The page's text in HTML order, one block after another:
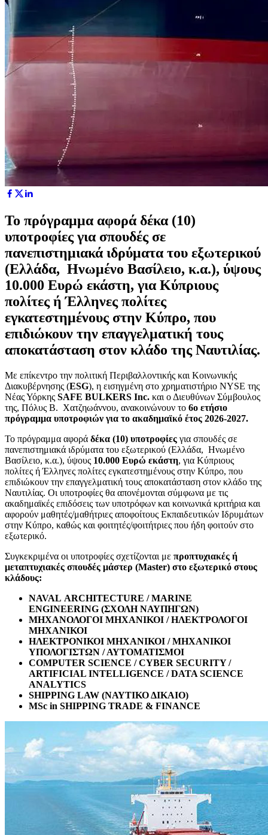
Το πρόγραμμα αφορά δέκα (10)
υποτροφίες για σπουδές σε
πανεπιστημιακά ιδρύματα του εξωτερικού
(Ελλάδα, Ηνωμένο Βασίλειο, κ.α.), ύψους
10.000 Ευρώ εκάστη, για Κύπριους
πολίτες ή Έλληνες πολίτες
εγκατεστημένους στην Κύπρο, που
επιδιώκουν την επαγγελματική τους
αποκατάσταση στον κλάδο της Ναυτιλίας.
Με επίκεντρο την πολιτική Περιβαλλοντικής και Κοινωνικής
Διακυβέρνησης (ESG), η εισηγμένη στο χρηματιστήριο NYSE της
Νέας Υόρκης SAFE BULKERS Inc. και ο Διευθύνων Σύμβουλος
της, Πόλυς Β. Χατζηωάννου, ανακοινώνουν το 6o ετήσιο
πρόγραμμα υποτροφιών για το ακαδημαϊκό έτος 2026-2027.
Το πρόγραμμα αφορά δέκα (10) υποτροφίες για σπουδές σε
πανεπιστημιακά ιδρύματα του εξωτερικού (Ελλάδα, Ηνωμένο
Βασίλειο, κ.α.), ύψους 10.000 Ευρώ εκάστη, για Κύπριους
πολίτες ή Έλληνες πολίτες εγκατεστημένους στην Κύπρο, που
επιδιώκουν την επαγγελματική τους αποκατάσταση στον κλάδο της
Ναυτιλίας. Οι υποτροφίες θα απονέμονται σύμφωνα με τις
ακαδημαϊκές επιδόσεις των υποτρόφων και κοινωνικά κριτήρια και
αφορούν μαθητές/μαθήτριες αποφοίτους Εκπαιδευτικών Ιδρυμάτων
στην Κύπρο, καθώς και φοιτητές/φοιτήτριες που ήδη φοιτούν στο
εξωτερικό.
Συγκεκριμένα οι υποτροφίες σχετίζονται με προπτυχιακές ή
μεταπτυχιακές σπουδές μάστερ (Master) στο εξωτερικό στους
κλάδους:
NAVAL ARCHITECTURE /MARINE
ENGINEERING (ΣΧΟΛΗ ΝΑΥΠΗΓΩΝ)
ΜΗΧΑΝΟΛΟΓΟΙ ΜΗΧΑΝΙΚΟΙ / ΗΛΕΚΤΡΟΛΟΓΟΙ
ΜΗΧΑΝΙΚΟΙ
ΗΛΕΚΤΡΟΝΙΚΟΙ ΜΗΧΑΝΙΚΟΙ /MΗΧΑΝΙΚΟΙ
ΥΠΟΛΟΓΙΣΤΩΝ / ΑΥΤΟΜΑΤΙΣΜΟΙ
COMPUTER SCIENCE /CYBER SECURITY /
ARTIFICIAL INTELLIGENCE / DATA SCIENCE
ANALYTICS
SHIPPING LAW (ΝΑΥΤΙΚΟΔΙΚΑΙΟ)
MSc in SHIPPING TRADE & FINANCE